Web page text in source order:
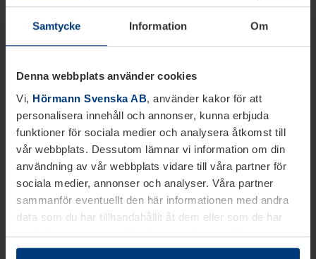
Samtycke Information Om
Denna webbplats använder cookies
Vi, Hörmann Svenska AB, använder kakor för att
personalisera innehåll och annonser, kunna erbjuda
funktioner för sociala medier och analysera åtkomst till
vår webbplats. Dessutom lämnar vi information om din
användning av vår webbplats vidare till våra partner för
sociala medier, annonser och analyser. Våra partner
sammanför eventuellt den här informationen med andra
data som du har tillhandahållit åt dem eller som de har
samlat in inom ramen för din användning av tjänsterna.
Juridiskt kan vi lagra kakor på din enhet, om de är